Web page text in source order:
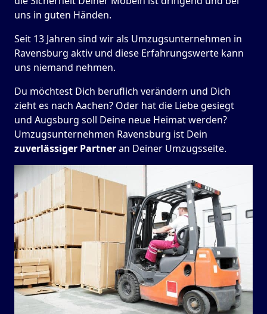
uns in guten Händen.
Seit 13 Jahren sind wir als Umzugsunternehmen in
Ravensburg aktiv und diese Erfahrungswerte kann
uns niemand nehmen.
Du möchtest Dich beruflich verändern und Dich
zieht es nach Aachen? Oder hat die Liebe gesiegt
und Augsburg soll Deine neue Heimat werden?
Umzugsunternehmen Ravensburg ist Dein
zuverlässiger Partneran Deiner Umzugsseite.